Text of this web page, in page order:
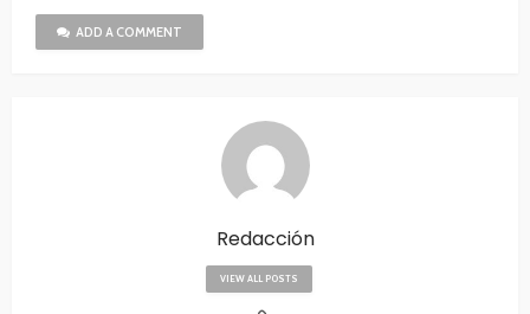
ADD A COMMENT
Redacción
VIEW ALL POSTS